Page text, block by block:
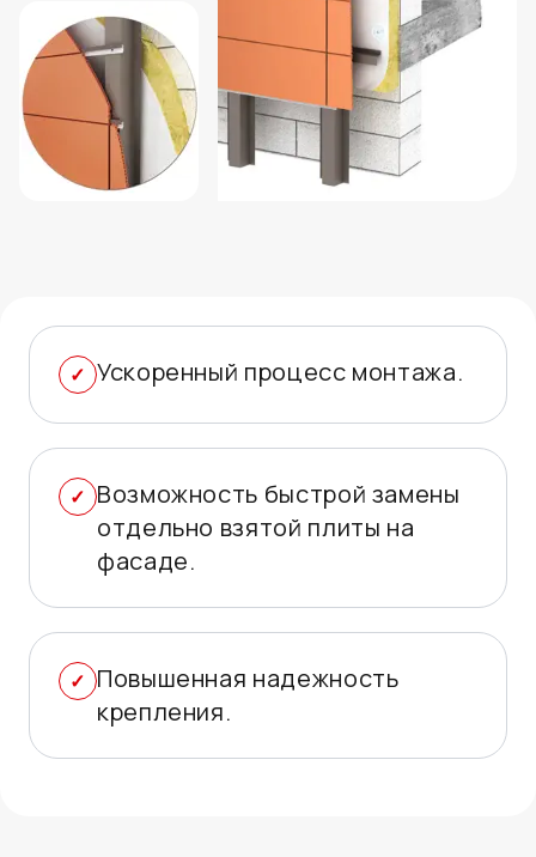
Ускоренный процесс монтажа.
Возможность быстрой замены
отдельно взятой плиты на
фасаде.
Повышенная надежность
крепления.